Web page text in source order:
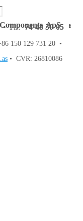
ApS•
• Tlf:74 48 50 05•
150 129 731 20 •
• CVR: 26810086